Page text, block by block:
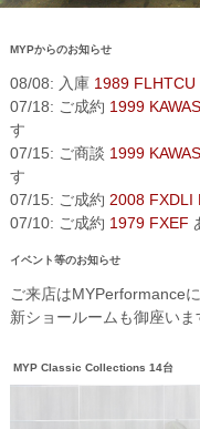
MYPからのお知らせ
08/08: 入庫 1989 FLHTCU
07/18: ご成約 1999
す
07/15: ご商談 1999
す
07/15: ご成約 2008 FXDLI
07/10: ご成約 1979 FXEF
イベント等のお知らせ
ご来店はMYPerformance
新ショールームも御座いま
MYP Classic Collections 14台